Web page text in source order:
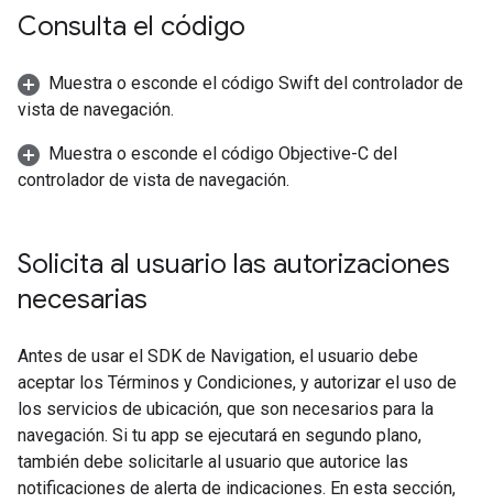
Consulta el código
Muestra o esconde el código Swift del controlador de
vista de navegación.
Muestra o esconde el código Objective-C del
controlador de vista de navegación.
Solicita al usuario las autorizaciones
necesarias
Antes de usar el SDK de Navigation, el usuario debe
aceptar los Términos y Condiciones, y autorizar el uso de
los servicios de ubicación, que son necesarios para la
navegación. Si tu app se ejecutará en segundo plano,
también debe solicitarle al usuario que autorice las
notificaciones de alerta de indicaciones. En esta sección,